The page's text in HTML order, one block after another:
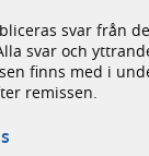
svar från
svar och
finns med i
remissen.